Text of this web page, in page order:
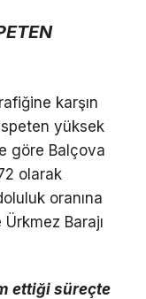
karşın
yüksek
göre Balçova
olarak
oranına
Barajı
ettiği süreçte